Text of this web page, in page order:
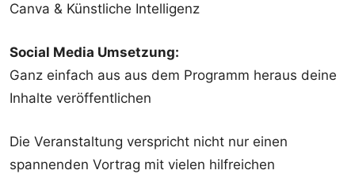
Canva & Künstliche Intelligenz
Social Media Umsetzung:
Ganz einfach aus aus dem Programm heraus deine
Inhalte veröffentlichen
Die Veranstaltung verspricht nicht nur einen
spannenden Vortrag mit vielen hilfreichen